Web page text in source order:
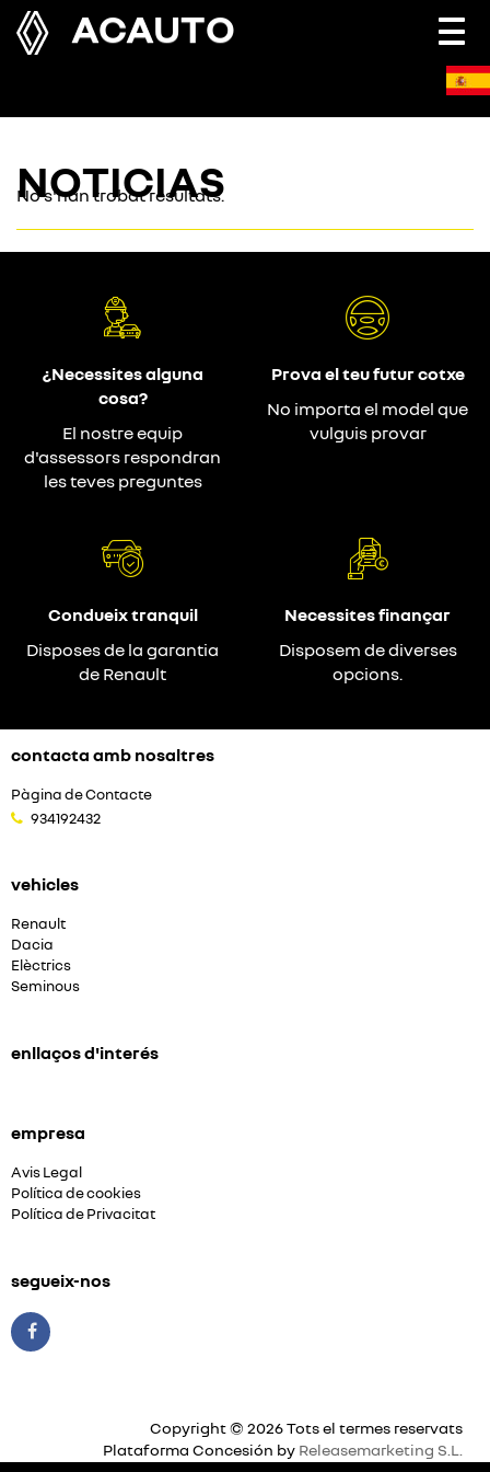
ACAUTO
NOTICIAS
No s'han trobat resultats.
¿Necessites alguna
cosa?
El nostre equip
d'assessors respondran
les teves preguntes
Prova el teu futur cotxe
No importa el model que
vulguis provar
Condueix tranquil
Disposes de la garantia
de Renault
Necessites finançar
Disposem de diverses
opcions.
contacta amb nosaltres
Pàgina de Contacte
934192432
vehicles
Renault
Dacia
Elèctrics
Seminous
enllaços d'interés
empresa
Avis Legal
Política de cookies
Política de Privacitat
segueix-nos
Copyright © 2026 Tots el termes reservats
Plataforma Concesión by Releasemarketing S.L.